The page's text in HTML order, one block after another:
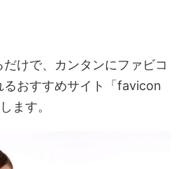
けで、カンタンにファビコ
るおすすめサイト「favicon
ます。